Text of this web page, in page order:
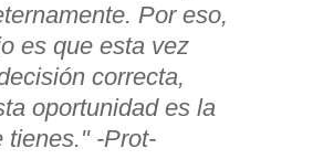
Por eso,
es que esta vez
correcta,
oportunidad es la
tienes." -Prot-